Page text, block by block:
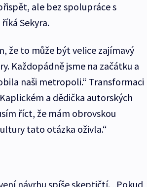
ale bez spolupráce s
Sekyra.
že to může být velice zajímavý
Každopádně jsme na začátku a
naši metropoli.“ Transformaci
a dědička autorských
říct, že mám obrovskou
tato otázka oživla.“
návrhu spíše skeptičtí. „Pokud